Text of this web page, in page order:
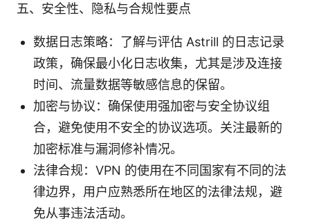
五、安全性、隐私与合规性要点
数据日志策略：了解与评估 Astrill 的日志记录
政策，确保最小化日志收集，尤其是涉及连接
时间、流量数据等敏感信息的保留。
加密与协议：确保使用强加密与安全协议组
合，避免使用不安全的协议选项。关注最新的
加密标准与漏洞修补情况。
法律合规：VPN 的使用在不同国家有不同的法
律边界，用户应熟悉所在地区的法律法规，避
免从事违法活动。